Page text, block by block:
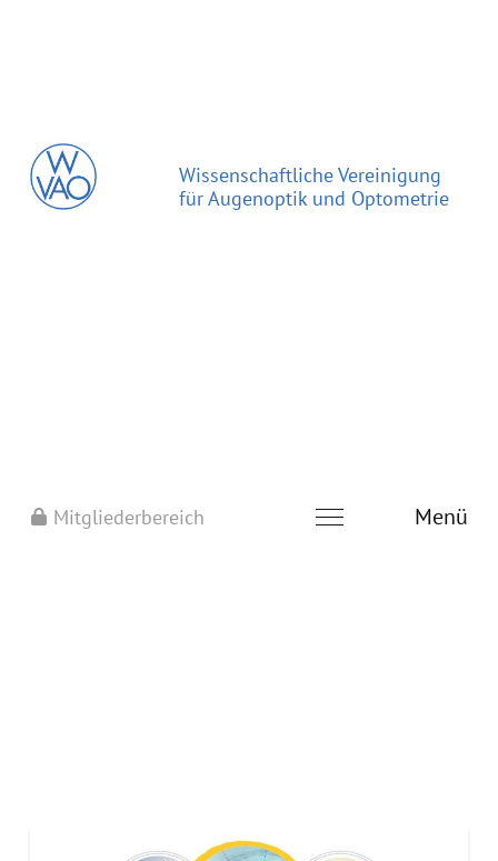
Wissenschaftliche Vereinigung
für Augenoptik und Optometrie
Mitgliederbereich Menü